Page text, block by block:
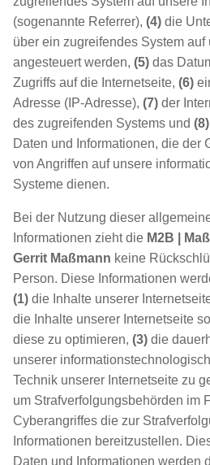
(sogenannte Referrer), (4) die
über ein zugreifendes System auf
angesteuert werden, (5) das
Zugriffs auf die Internetseite, (6)
Adresse (IP-Adresse), (7) der
des zugreifenden Systems und (8)
Daten und Informationen, die der
von Angriffen auf unsere
Systeme dienen.
Bei der Nutzung dieser
Informationen zieht die M2B |
Gerrit Maßmann keine
Person. Diese Informationen
(1) die Inhalte unserer
die Inhalte unserer Internetseite
diese zu optimieren, (3) die
unserer
Technik unserer Internetseite zu
um Strafverfolgungsbehörden im
Cyberangriffes die zur
Informationen bereitzustellen.
Daten und Informationen werden